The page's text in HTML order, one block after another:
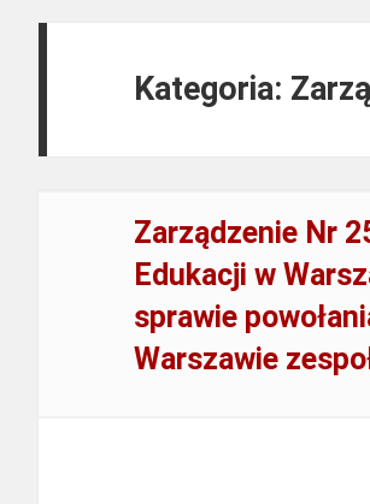
Kategoria:
Zarządzenie Nr
Edukacji w
sprawie
Warszawie